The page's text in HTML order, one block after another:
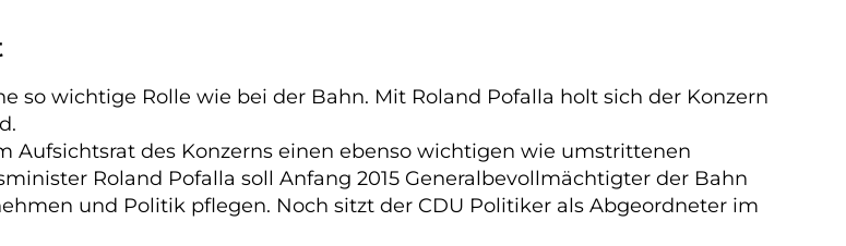
so wichtige Rolle wie bei der Bahn. Mit Roland Pofalla holt sich der Konzern
des Konzerns einen ebenso wichtigen wie umstrittenen
Roland Pofalla soll Anfang 2015 Generalbevollmächtigter der Bahn
und Politik pflegen. Noch sitzt der CDU Politiker als Abgeordneter im